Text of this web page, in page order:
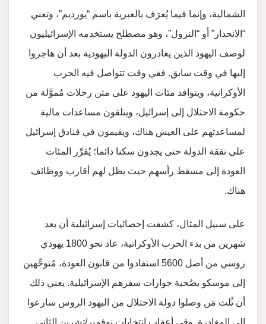
الشمالية، وإنما فيما يُعرَف بالعبرية باسم “يورديم”، وتعني
“الانحدار” أو “النزول”، وهو مصطلح يستخدمه الإسرائيليون
لوصف اليهود الذين يغادرون الدولة اليهودية بعد أن هاجروا
إليها في وقت سابق. ففي وقت تتواصل فيه الحرب
الأوكرانية، ويتوافد مئات اليهود على متن رحلات مُموَّلة من
حكومة الاحتلال إلى إسرائيل، ويتلقون مساعدات مالية
لمساعدتهم على العيش هناك، ويقيمون في فنادق إسرائيل
على نفقة الدولة حتى يجدون سكنا دائما؛ يُقرِّر المئات
العودة إلى مسقط رأسهم حيث يظل لهم أقارب ووظائف
هناك.
على سبيل المثال، كشفت إحصائيات إسرائيلية أن بعد
شهرين من بدء الحرب الأوكرانية، عاد نحو 1800 يهودي
روسي من أصل 5600 استفادوا من قانون العودة، مُتوجِّهين
إلى موسكو بصُحبة جوازات سفرهم الإسرائيلية. يعني ذلك
أن ثُلث مَن وصلوا دولة الاحتلال من اليهود الروس سارعوا